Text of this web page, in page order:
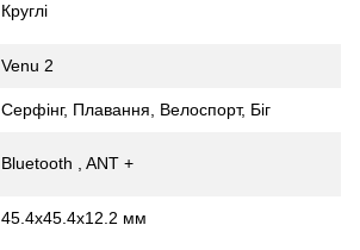
Круглі
Venu 2
Серфінг, Плавання, Велоспорт, Біг
Bluetooth , ANT +
45.4х45.4х12.2 мм